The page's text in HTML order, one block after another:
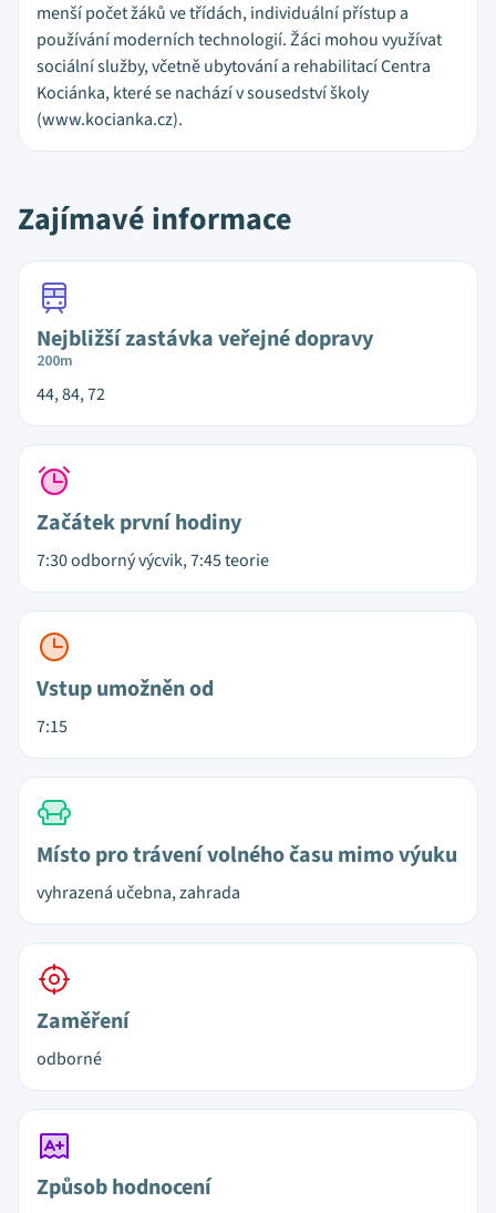
menší počet žáků ve třídách, individuální přístup a
používání moderních technologií. Žáci mohou využívat
sociální služby, včetně ubytování a rehabilitací Centra
Kociánka, které se nachází v sousedství školy
(www.kocianka.cz).
Zajímavé informace
Nejbližší zastávka veřejné dopravy
200m
44, 84, 72
Začátek první hodiny
7:30 odborný výcvik, 7:45 teorie
Vstup umožněn od
7:15
Místo pro trávení volného času mimo výuku
vyhrazená učebna, zahrada
Zaměření
odborné
Způsob hodnocení